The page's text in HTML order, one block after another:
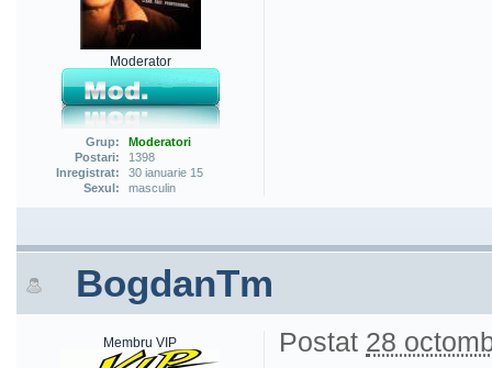
Moderator
Grup:
Moderatori
Postari:
1398
Inregistrat:
30 ianuarie 15
Sexul:
masculin
BogdanTm
Membru VIP Postat 28